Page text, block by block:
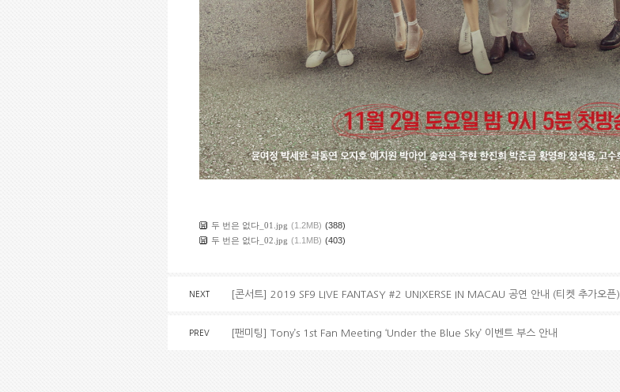
두 번은 없다_01.jpg (1.2MB) (388)
두 번은 없다_02.jpg (1.1MB) (403)
NEXT [콘서트] 2019 SF9 LIVE FANTASY #2 UNIXERSE IN MACAU 공연 안내 (티켓 추가오픈)
PREV [팬미팅] Tony’s 1st Fan Meeting ‘Under the Blue Sky’ 이벤트 부스 안내